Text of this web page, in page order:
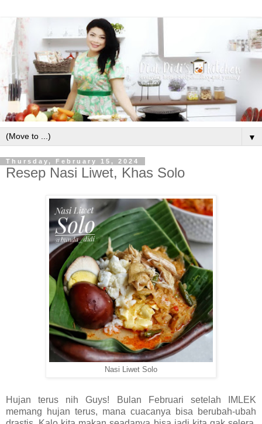
▼
Thursday, February 15, 2024
Resep Nasi Liwet, Khas Solo
Nasi Liwet Solo
Hujan terus nih Guys! Bulan Februari setelah IMLEK
memang hujan terus, mana cuacanya bisa berubah-ubah